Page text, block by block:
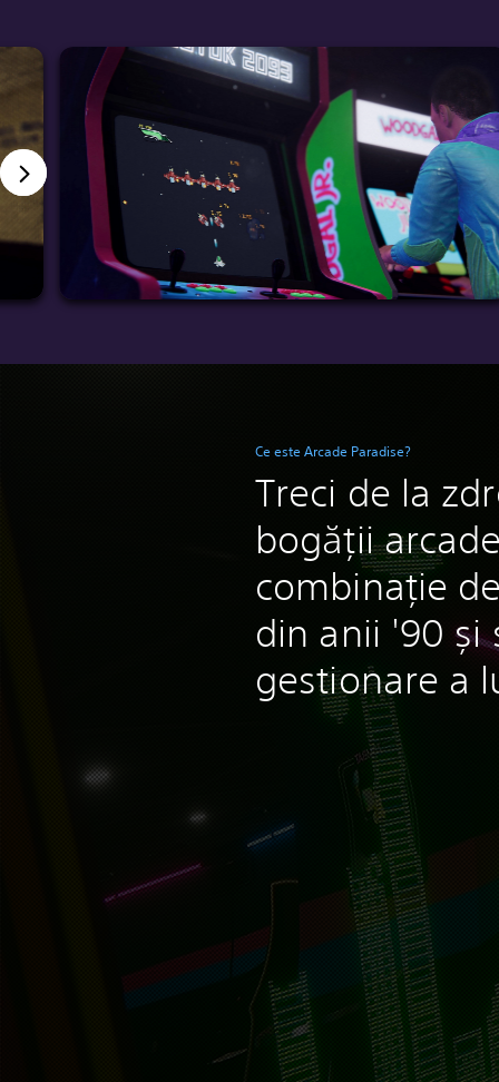
Ce este Arcade Paradise?
Treci de la
bogății
combinație
din anii '90 și
gestionare a